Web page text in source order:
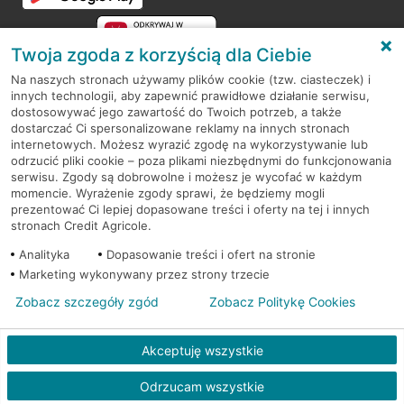
RODO
Regulamin serwisu
Mapa serwisu
PolitykaCookies
© 2026 Credit Agricole Bank Polska S.A. Wszelkie prawa zastrzeżone
Twoja zgoda z korzyścią dla Ciebie
Na naszych stronach używamy plików cookie (tzw. ciasteczek) i
innych technologii, aby zapewnić prawidłowe działanie serwisu,
dostosowywać jego zawartość do Twoich potrzeb, a także
dostarczać Ci spersonalizowane reklamy na innych stronach
internetowych. Możesz wyrazić zgodę na wykorzystywanie lub
odrzucić pliki cookie – poza plikami niezbędnymi do funkcjonowania
serwisu. Zgody są dobrowolne i możesz je wycofać w każdym
momencie. Wyrażenie zgody sprawi, że będziemy mogli
prezentować Ci lepiej dopasowane treści i oferty na tej i innych
stronach Credit Agricole.
Analityka
Dopasowanie treści i ofert na stronie
Marketing wykonywany przez strony trzecie
Akceptuję wszystkie
Odrzucam wszystkie
Zobacz szczegóły zgód Zobacz Politykę Cookies